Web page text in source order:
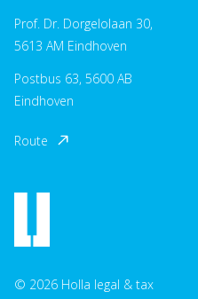
Prof. Dr. Dorgelolaan 30,
5613 AM Eindhoven
Postbus 63, 5600 AB
Eindhoven
Route
© 2026 Holla legal & tax